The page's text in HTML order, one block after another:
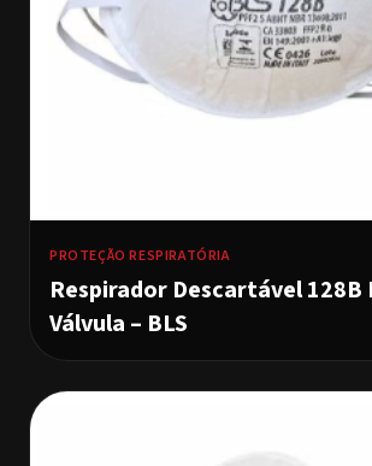
PROTEÇÃO RESPIRATÓRIA
Respirador Descartável 128B
Válvula – BLS